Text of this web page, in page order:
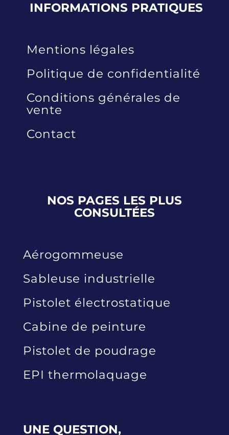
INFORMATIONS PRATIQUES
Mentions légales
Politique de confidentialité
Conditions générales de
vente
Contact
NOS PAGES LES PLUS
CONSULTÉES
Aérogommeuse
Sableuse industrielle
Pistolet électrostatique
Cabine de peinture
Pistolet de poudrage
EPI thermolaquage
UNE QUESTION,